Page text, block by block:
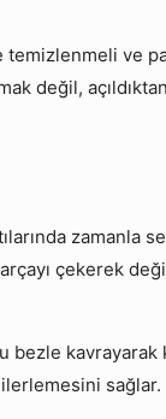
ve
değil,
zamanla
çekerek
bezle
sağlar.